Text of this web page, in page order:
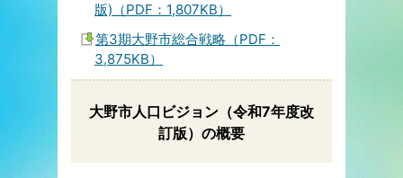
版)（PDF：1,807KB）
第3期大野市総合戦略（PDF：
3,875KB）
大野市人口ビジョン（令和7年度改
訂版）の概要